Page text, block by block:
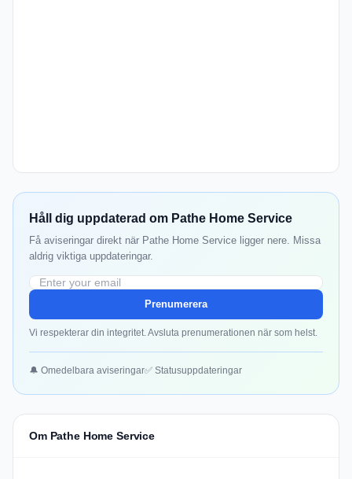
Håll dig uppdaterad om Pathe Home Service
Få aviseringar direkt när Pathe Home Service ligger nere. Missa
aldrig viktiga uppdateringar.
Prenumerera
Vi respekterar din integritet. Avsluta prenumerationen när som helst.
🔔 Omedelbara aviseringar✅ Statusuppdateringar
Om Pathe Home Service